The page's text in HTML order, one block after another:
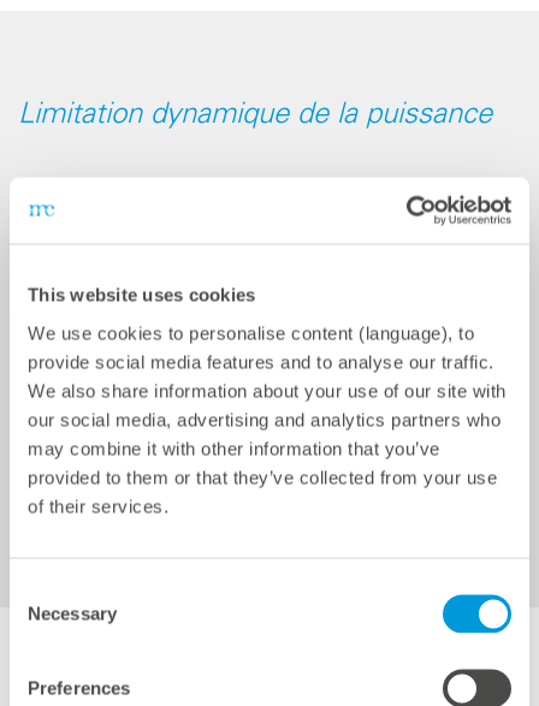
This website uses cookies
We use cookies to personalise content (language), to
provide social media features and to analyse our traffic.
We also share information about your use of our site with
our social media, advertising and analytics partners who
may combine it with other information that you’ve
provided to them or that they’ve collected from your use
of their services.
Selection
Necessary
Preferences
Limitation dynamique de la puissance
En présence de variations de la production
soudaines, l'injection d'énergie solaire excédentaire
est automatiquement limitée à la puissance active
connectée.
La mesure continue de la puissance active au point
de raccordement au réseau ainsi que la régulation
performante de l’installation par leblue’Log XC
permettent de configurer des centrales solaires